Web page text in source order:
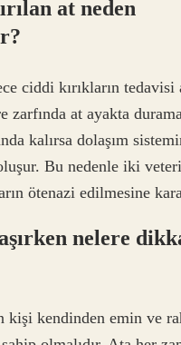
at neden
ciddi kırıkların tedavisi
zarfında at ayakta
kalırsa dolaşım
Bu nedenle iki
ötenazi edilmesine
nelere
kişi kendinden emin ve